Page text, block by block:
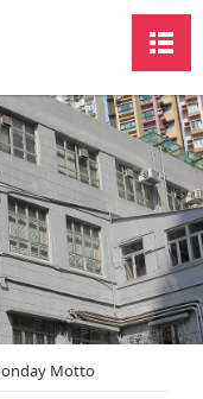
Motto